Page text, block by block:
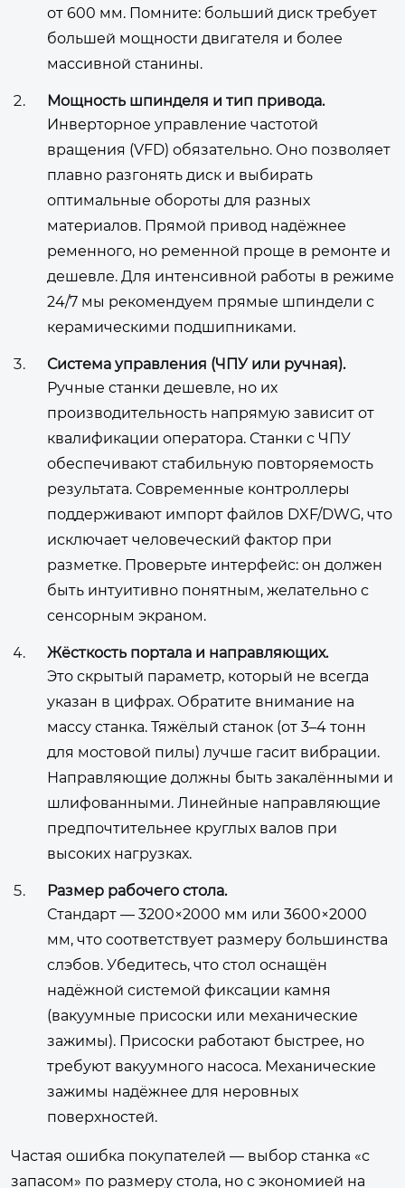
от 600 мм. Помните: больший диск требует
большей мощности двигателя и более
массивной станины.
Мощность шпинделя и тип привода.
Инверторное управление частотой
вращения (VFD) обязательно. Оно позволяет
плавно разгонять диск и выбирать
оптимальные обороты для разных
материалов. Прямой привод надёжнее
ременного, но ременной проще в ремонте и
дешевле. Для интенсивной работы в режиме
24/7 мы рекомендуем прямые шпиндели с
керамическими подшипниками.
Система управления (ЧПУ или ручная).
Ручные станки дешевле, но их
производительность напрямую зависит от
квалификации оператора. Станки с ЧПУ
обеспечивают стабильную повторяемость
результата. Современные контроллеры
поддерживают импорт файлов DXF/DWG, что
исключает человеческий фактор при
разметке. Проверьте интерфейс: он должен
быть интуитивно понятным, желательно с
сенсорным экраном.
Жёсткость портала и направляющих.
Это скрытый параметр, который не всегда
указан в цифрах. Обратите внимание на
массу станка. Тяжёлый станок (от 3–4 тонн
для мостовой пилы) лучше гасит вибрации.
Направляющие должны быть закалёнными и
шлифованными. Линейные направляющие
предпочтительнее круглых валов при
высоких нагрузках.
Размер рабочего стола.
Стандарт — 3200×2000 мм или 3600×2000
мм, что соответствует размеру большинства
слэбов. Убедитесь, что стол оснащён
надёжной системой фиксации камня
(вакуумные присоски или механические
зажимы). Присоски работают быстрее, но
требуют вакуумного насоса. Механические
зажимы надёжнее для неровных
поверхностей.
Частая ошибка покупателей — выбор станка «с
запасом» по размеру стола, но с экономией на